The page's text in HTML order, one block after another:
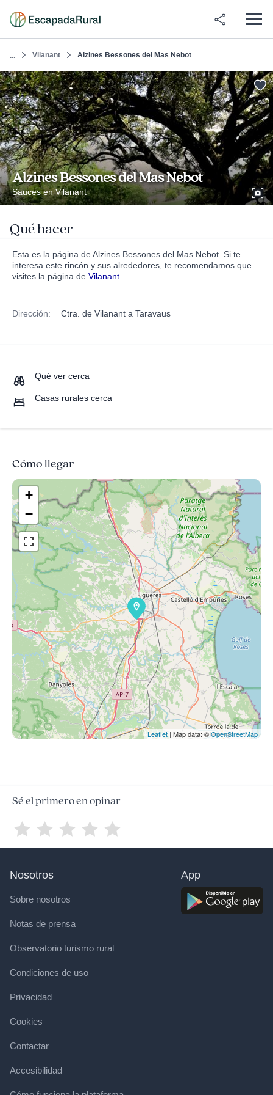
... Vilanant Alzines Bessones del Mas Nebot
Alzines Bessones del Mas Nebot
Sauces en Vilanant
Qué hacer
Esta es la página de Alzines Bessones del Mas Nebot. Si te
interesa este rincón y sus alrededores, te recomendamos que
visites la página de Vilanant
Dirección: Ctra. de Vilanant a Taravaus
Qué ver cerca
Casas rurales cerca
Cómo llegar
+
−
Leaflet | Map data: ©OpenStreetMap
Sé el primero en opinar
Nosotros
Sobre nosotros
Notas de prensa
Observatorio turismo rural
Condiciones de uso
Privacidad
Cookies
Contactar
Accesibilidad
App